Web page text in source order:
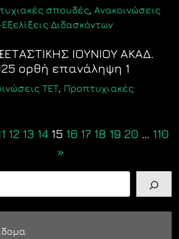
σπουδές, Ανακοινώσεις
Διδασκόντων
ΙΟΥΝΙΟΥ ΑΚΑΔ.
ορθή επανάληψη 1
ΤΕΤ, Προπτυχιακές
12 13 14 15 16 17 18 19 20 … 110
»